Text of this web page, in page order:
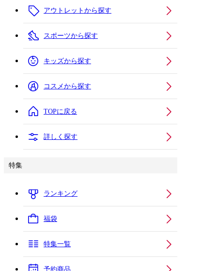
アウトレットから探す
スポーツから探す
キッズから探す
コスメから探す
TOPに戻る
詳しく探す
特集
ランキング
福袋
特集一覧
予約商品